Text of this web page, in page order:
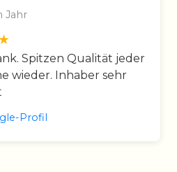
Jahr
Spitzen Qualität jeder
wieder. Inhaber sehr
Profil